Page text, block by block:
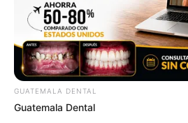
25 มิ.ย. 2020
GUATEMALA DENTAL
Guatemala Dental